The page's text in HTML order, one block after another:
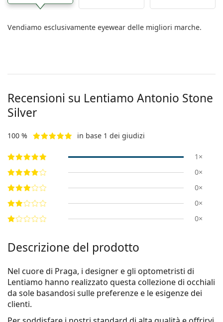
Vendiamo esclusivamente eyewear delle migliori marche.
Recensioni su Lentiamo Antonio Stone
Silver
100 % in base 1 dei giudizi
1×
0×
0×
0×
0×
Descrizione del prodotto
Nel cuore di Praga, i designer e gli optometristi di
Lentiamo hanno realizzato questa collezione di occhiali
da sole basandosi sulle preferenze e le esigenze dei
clienti.